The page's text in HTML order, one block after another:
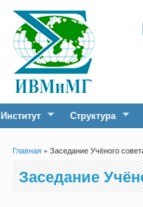
Институт Структура
Вы здесь
Главная » Заседание Учёного
Заседание